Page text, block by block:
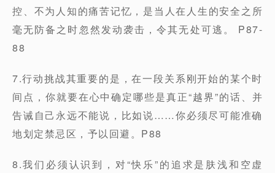
控、不为人知的痛苦记忆，是当人在人生的安全之所
毫无防备之时忽然发动袭击，令其无处可逃。 P87-
88
7.行动挑战其重要的是，在一段关系刚开始的某个时
间点，你就要在心中确定哪些是真正“越界”的话、并
告诫自己永远不能说，比如说……你必须尽可能准确
地划定禁忌区，予以回避。P88
8.我们必须认识到，对“快乐”的追求是肤浅和空虚